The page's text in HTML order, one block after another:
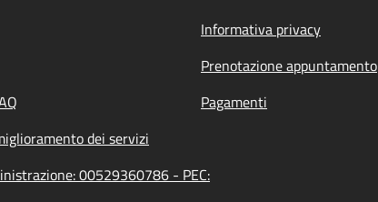
Informativa privacy
Prenotazione appuntamento
Pagamenti
dei servizi
00529360786 - PEC: